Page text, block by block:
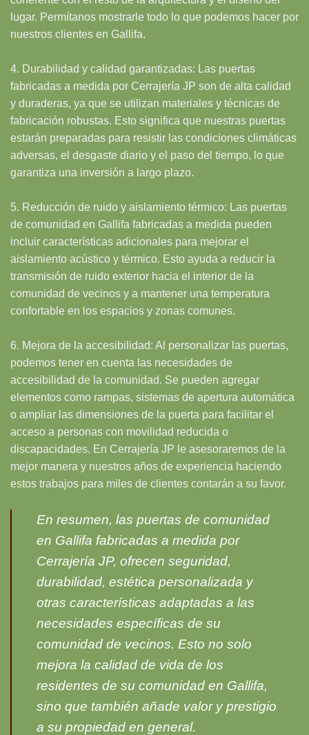
lugar. Permítanos mostrarle todo lo que podemos hacer por
nuestros clientes en Gallifa.
4. Durabilidad y calidad garantizadas: Las puertas
fabricadas a medida por Cerrajería JP son de alta calidad
y duraderas, ya que se utilizan materiales y técnicas de
fabricación robustas. Esto significa que nuestras puertas
estarán preparadas para resistir las condiciones climáticas
adversas, el desgaste diario y el paso del tiempo, lo que
garantiza una inversión a largo plazo.
5. Reducción de ruido y aislamiento térmico: Las puertas
de comunidad en Gallifa fabricadas a medida pueden
incluir características adicionales para mejorar el
aislamiento acústico y térmico. Esto ayuda a reducir la
transmisión de ruido exterior hacia el interior de la
comunidad de vecinos y a mantener una temperatura
confortable en los espacios y zonas comunes.
6. Mejora de la accesibilidad: Al personalizar las puertas,
podemos tener en cuenta las necesidades de
accesibilidad de la comunidad. Se pueden agregar
elementos como rampas, sistemas de apertura automática
o ampliar las dimensiones de la puerta para facilitar el
acceso a personas con movilidad reducida o
discapacidades. En Cerrajería JP le asesoraremos de la
mejor manera y nuestros años de experiencia haciendo
estos trabajos para miles de clientes contarán a su favor.
En resumen, las puertas de comunidad
en Gallifa fabricadas a medida por
Cerrajería JP, ofrecen seguridad,
durabilidad, estética personalizada y
otras características adaptadas a las
necesidades específicas de su
comunidad de vecinos. Esto no solo
mejora la calidad de vida de los
residentes de su comunidad en Gallifa,
sino que también añade valor y prestigio
a su propiedad en general.